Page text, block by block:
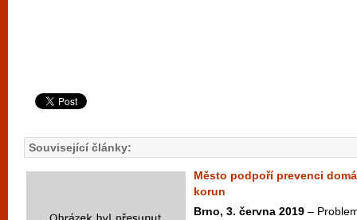
Související články:
Město podpoří prevenci
korun
Brno, 3. června 2019 –